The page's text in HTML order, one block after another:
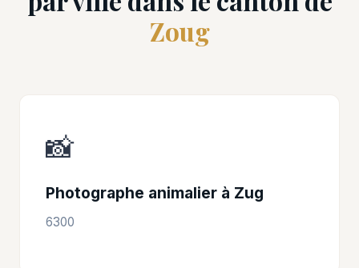
Zoug
📸
Photographe animalier à Zug
6300